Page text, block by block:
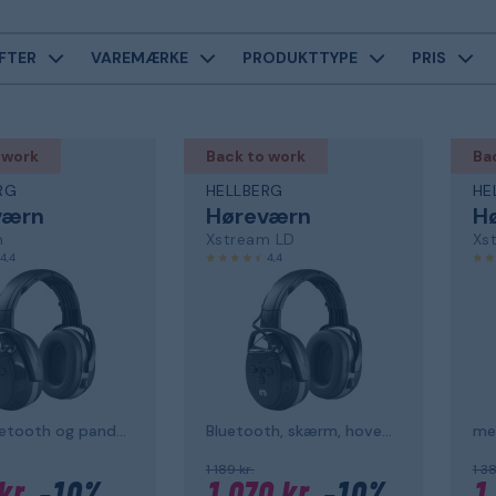
VAREMÆRKE PRODUKTTYPE PRIS
4,4
med Bluetooth og pandebånd
Back to work
HELLBERG
Høreværn
Xstream LD
4,4
Bluetooth, skærm, hovedbøjle
1 189 kr. 1